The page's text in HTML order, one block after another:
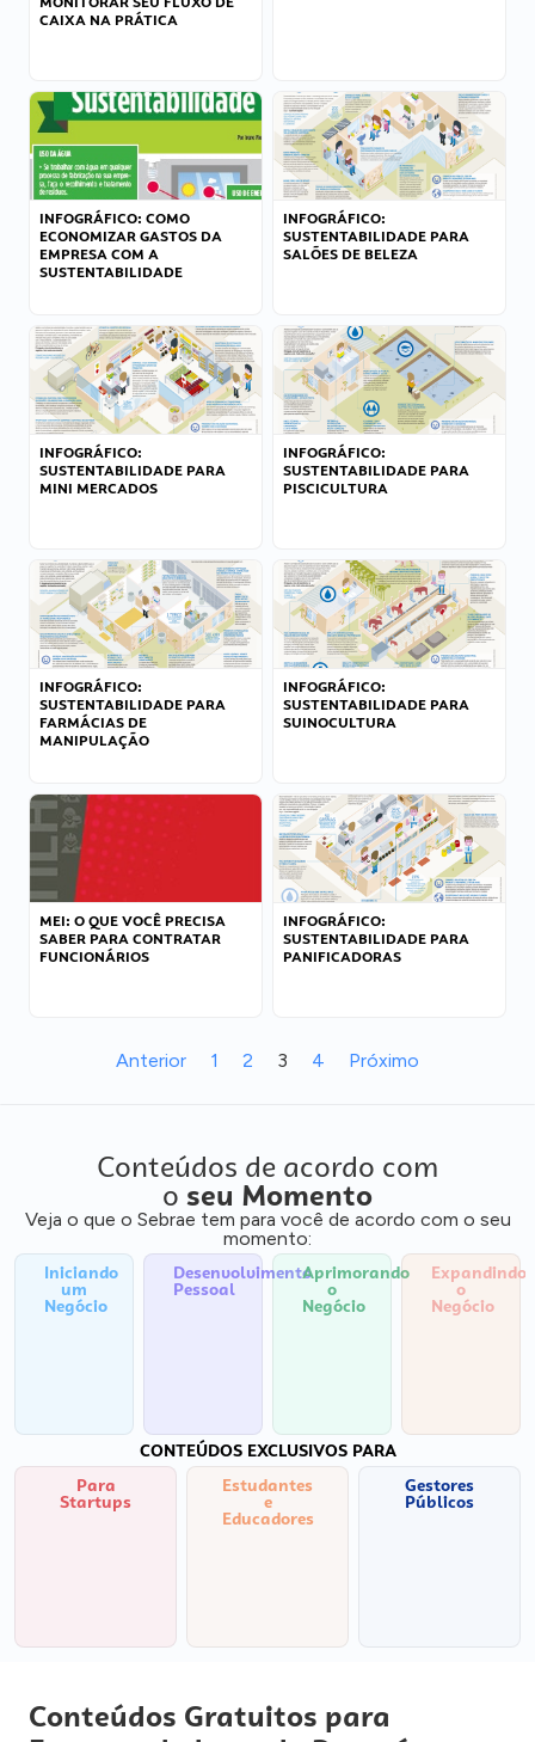
CAIXA NA PRÁTICA
INFOGRÁFICO: COMO
ECONOMIZAR GASTOS DA
EMPRESA COM A
SUSTENTABILIDADE
INFOGRÁFICO:
SUSTENTABILIDADE PARA
SALÕES DE BELEZA
INFOGRÁFICO:
SUSTENTABILIDADE PARA
MINI MERCADOS
INFOGRÁFICO:
SUSTENTABILIDADE PARA
PISCICULTURA
INFOGRÁFICO:
SUSTENTABILIDADE PARA
FARMÁCIAS DE
MANIPULAÇÃO
INFOGRÁFICO:
SUSTENTABILIDADE PARA
SUINOCULTURA
MEI: O QUE VOCÊ PRECISA
SABER PARA CONTRATAR
FUNCIONÁRIOS
INFOGRÁFICO:
SUSTENTABILIDADE PARA
PANIFICADORAS
Anterior 1 2 3 4 Próximo
Conteúdos de acordo com
o seu Momento
Veja o que o Sebrae tem para você de acordo com o seu
momento:
Iniciando
um
Negócio
Desenvolvimento
Pessoal
Aprimorando
o
Negócio
Expandindo
o
Negócio
CONTEÚDOS EXCLUSIVOS PARA
Para
Startups
Estudantes
e
Educadores
Gestores
Públicos
Conteúdos Gratuitos para